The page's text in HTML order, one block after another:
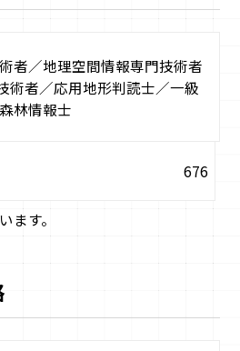
者／地理空間情報専門技術者
術者／応用地形判読士／一級
林情報士
676
ます。